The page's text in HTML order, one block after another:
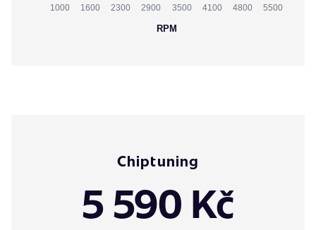
1000 1600 2300 2900 3500 4100 4800 5500
RPM
Chiptuning
5 590 Kč